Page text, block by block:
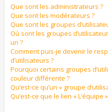
Que sont les administrateurs ?
Que sont les modérateurs ?
Que sont les groupes
Où sont les groupes
un ?
Comment puis-je devenir le
d’utilisateurs ?
Pourquoi certains groupes
couleur différente ?
Qu’est-ce qu’un « groupe
Qu’est-ce que le lien « L’équipe